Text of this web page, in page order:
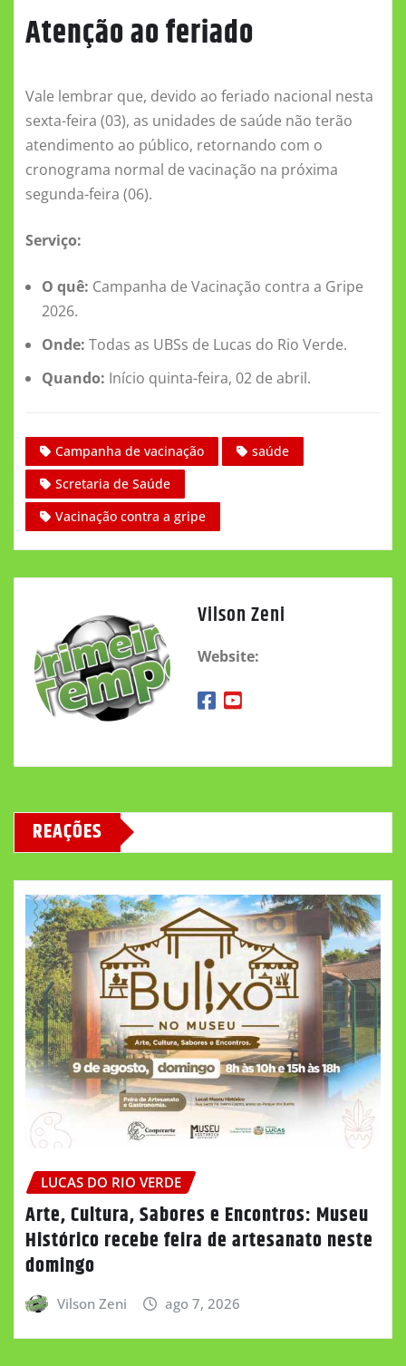
Atenção ao feriado
Vale lembrar que, devido ao feriado nacional nesta
sexta-feira (03), as unidades de saúde não terão
atendimento ao público, retornando com o
cronograma normal de vacinação na próxima
segunda-feira (06).
Serviço:
O quê: Campanha de Vacinação contra a Gripe
2026.
Onde: Todas as UBSs de Lucas do Rio Verde.
Quando: Início quinta-feira, 02 de abril.
Campanha de vacinação
saúde
Scretaria de Saúde
Vacinação contra a gripe
Vilson Zeni
Website:
REAÇÕES
LUCAS DO RIO VERDE
Arte, Cultura, Sabores e Encontros: Museu
Histórico recebe feira de artesanato neste
domingo
Vilson Zeni ago 7, 2026